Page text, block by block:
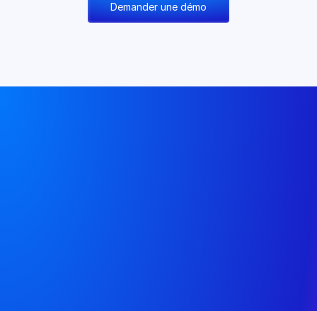
Demander une démo